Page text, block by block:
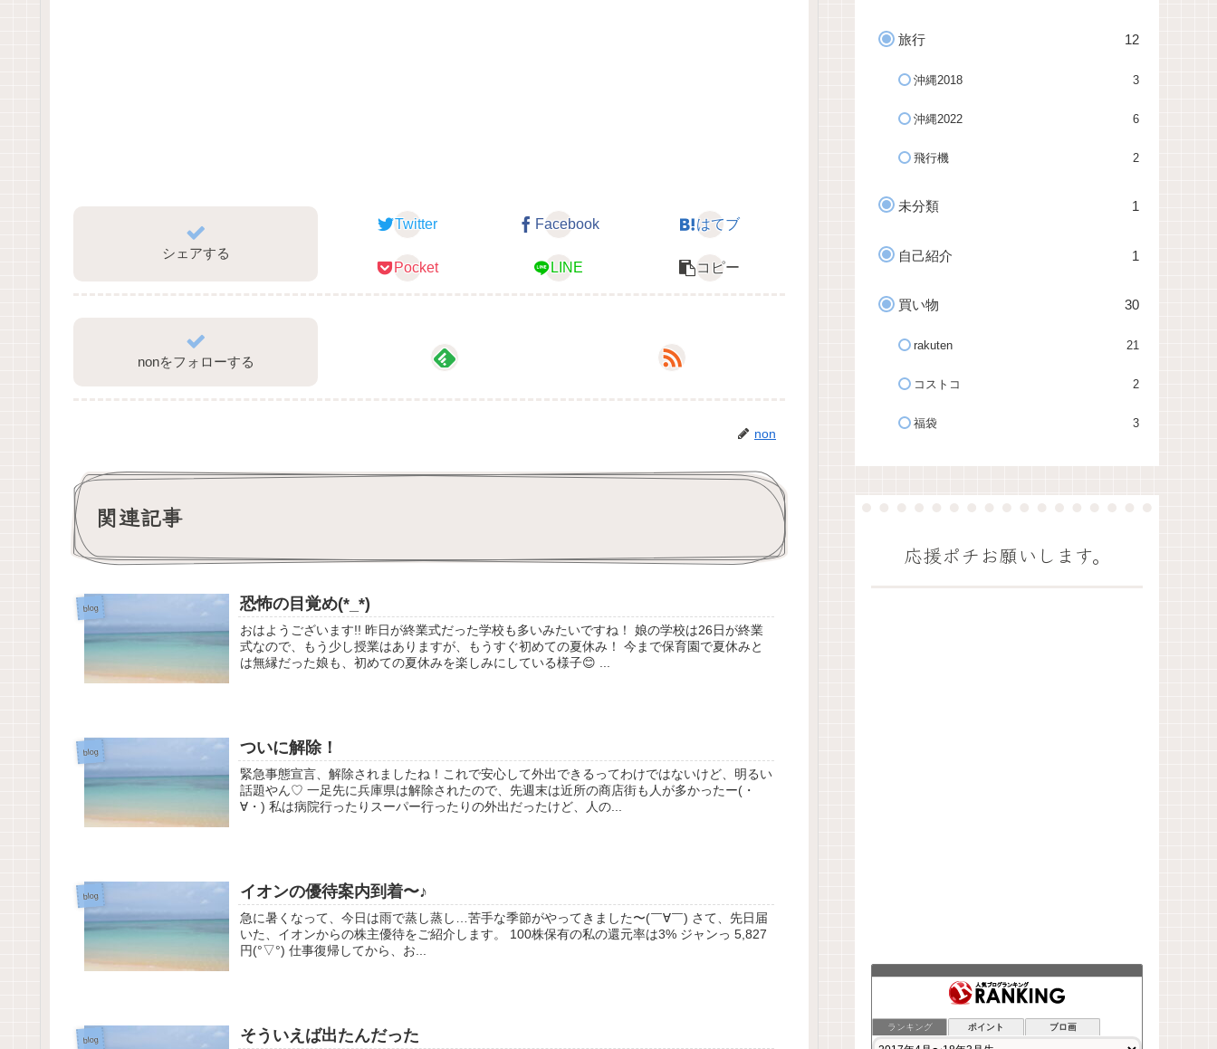
シェアする
Twitter Facebook はてブ
Pocket LINE コピー
nonをフォローする
non
関連記事
blog 恐怖の目覚め(*_*)
おはようございます!! 昨日が終業式だった学校も多いみたいですね！ 娘の学校は26日が終業
式なので、もう少し授業はありますが、もうすぐ初めての夏休み！ 今まで保育園で夏休みと
は無縁だった娘も、初めての夏休みを楽しみにしている様子😊 ...
blog ついに解除！
緊急事態宣言、解除されましたね！これで安心して外出できるってわけではないけど、明るい
話題やん♡ 一足先に兵庫県は解除されたので、先週末は近所の商店街も人が多かったー(・
∀・) 私は病院行ったりスーパー行ったりの外出だったけど、人の...
blog イオンの優待案内到着〜♪
急に暑くなって、今日は雨で蒸し蒸し…苦手な季節がやってきました〜(￣∀￣) さて、先日届
いた、イオンからの株主優待をご紹介します。 100株保有の私の還元率は3% ジャンっ 5,827
円(°▽°) 仕事復帰してから、お...
blog そういえば出たんだった
旅行 12
沖縄2018 3
沖縄2022 6
飛行機 2
未分類 1
自己紹介 1
買い物 30
rakuten 21
コストコ 2
福袋 3
応援ポチお願いします。
ランキング ポイント ブロ画